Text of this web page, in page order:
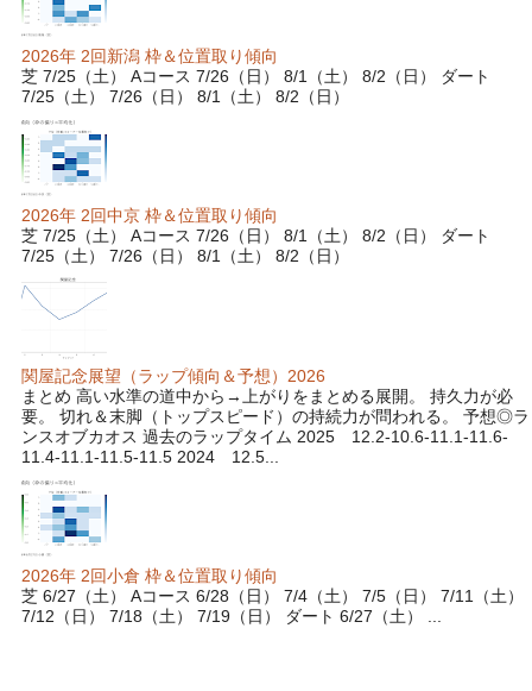
2026年 2回新潟 枠＆位置取り傾向
芝 7/25（土） Aコース 7/26（日） 8/1（土） 8/2（日） ダート
7/25（土） 7/26（日） 8/1（土） 8/2（日）
2026年 2回中京 枠＆位置取り傾向
芝 7/25（土） Aコース 7/26（日） 8/1（土） 8/2（日） ダート
7/25（土） 7/26（日） 8/1（土） 8/2（日）
関屋記念展望（ラップ傾向＆予想）2026
まとめ 高い水準の道中から→上がりをまとめる展開。 持久力が必
要。 切れ＆末脚（トップスピード）の持続力が問われる。 予想◎ラ
ンスオブカオス 過去のラップタイム 2025 12.2-10.6-11.1-11.6-
11.4-11.1-11.5-11.5 2024 12.5...
2026年 2回小倉 枠＆位置取り傾向
芝 6/27（土） Aコース 6/28（日） 7/4（土） 7/5（日） 7/11（土）
7/12（日） 7/18（土） 7/19（日） ダート 6/27（土） ...